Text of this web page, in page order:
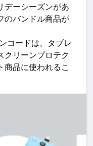
デーシーズンがあ
のバンドル商品が
コードは、タブレ
クリーンプロテク
商品に使われるこ